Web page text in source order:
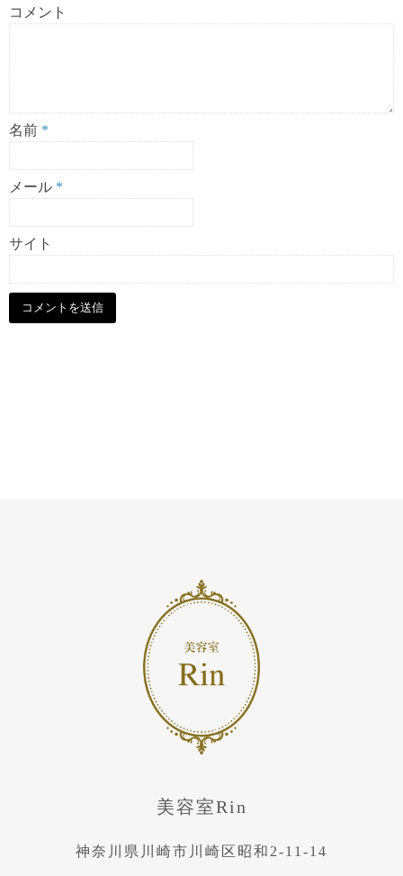
コメント
名前 *
メール *
サイト
美容室Rin
神奈川県川崎市川崎区昭和2-11-14